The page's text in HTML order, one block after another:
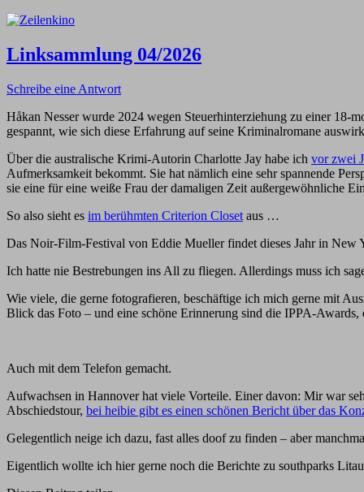
Linksammlung 04/2026
Schreibe eine Antwort
Håkan Nesser wurde 2024 wegen Steuerhinterziehung zu einer 18-
gespannt, wie sich diese Erfahrung auf seine Kriminalromane
Über die australische Krimi-Autorin Charlotte Jay habe ich vor zwei
Aufmerksamkeit bekommt. Sie hat nämlich eine sehr spannende
sie eine für eine weiße Frau der damaligen Zeit außergewöhnliche
So also sieht es im berühmten Criterion Closet aus …
Das Noir-Film-Festival von Eddie Mueller findet dieses Jahr in New
Ich hatte nie Bestrebungen ins All zu fliegen. Allerdings muss ich
Wie viele, die gerne fotografieren, beschäftige ich mich gerne mit
Blick das Foto – und eine schöne Erinnerung sind die IPPA-Awards,
Auch mit dem Telefon gemacht.
Aufwachsen in Hannover hat viele Vorteile. Einer davon: Mir war
Abschiedstour, bei heibie gibt es einen schönen Bericht über das
Gelegentlich neige ich dazu, fast alles doof zu finden – aber
Eigentlich wollte ich hier gerne noch die Berichte zu southparks